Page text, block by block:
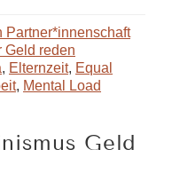
Partner*innenschaft
Geld reden
, Elternzeit, Equal
, Mental Load
Geld